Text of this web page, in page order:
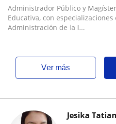
Administrador Público y
Educativa, con
Administración de la I...
ver más
Jesika